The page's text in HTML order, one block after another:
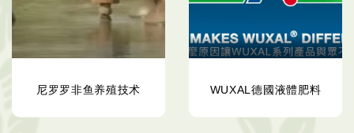
尼罗罗非鱼养殖技术 WUXAL德國液體肥料